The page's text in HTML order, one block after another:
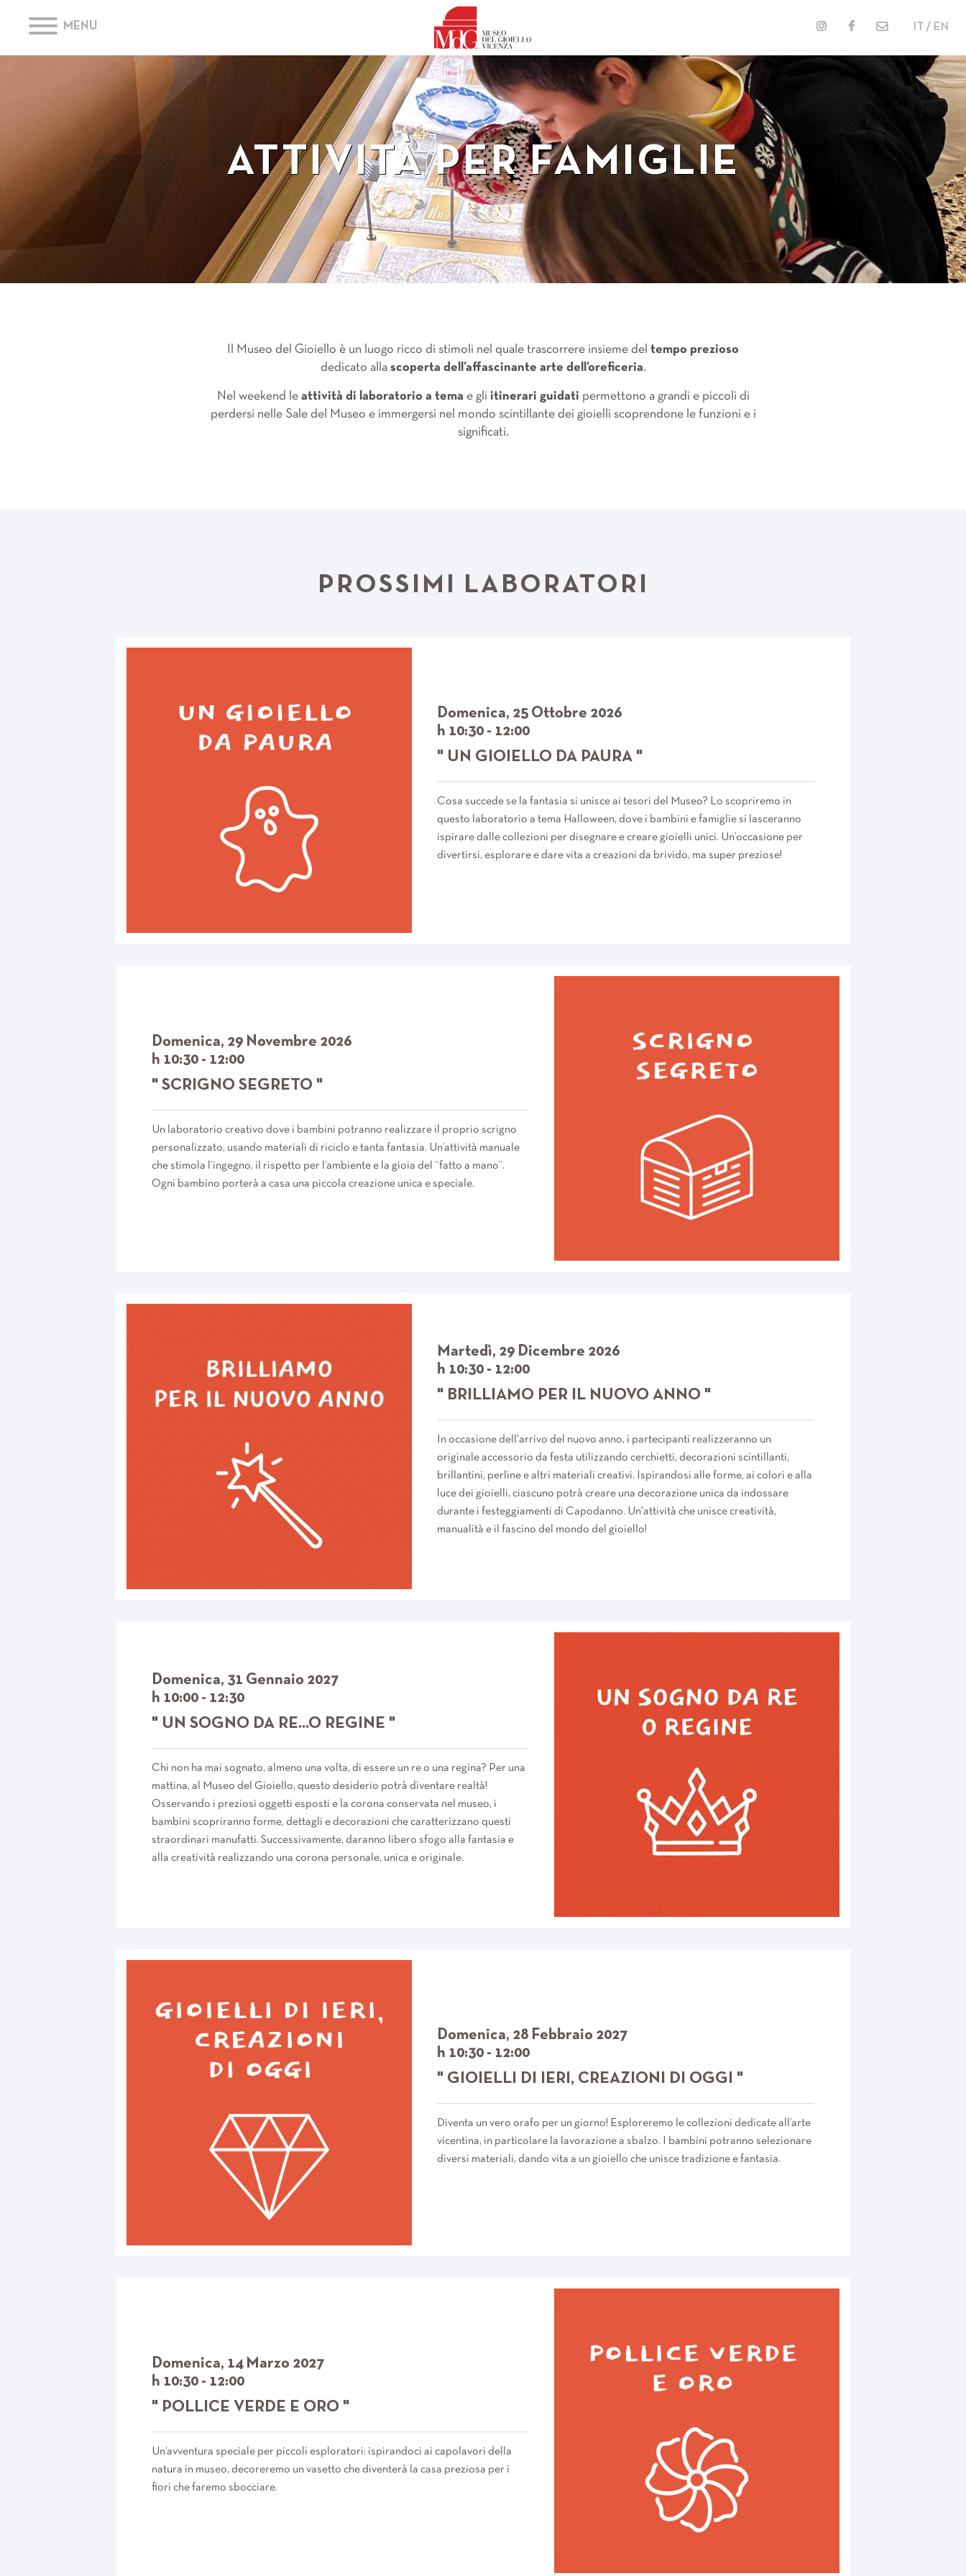
MENU IT / EN
ATTIVITÀ PER FAMIGLIE
Il Museo del Gioiello è un luogo ricco di stimoli nel quale trascorrere insieme del tempo prezioso
dedicato alla scoperta dell’affascinante arte dell’oreficeria.
Nel weekend le attività di laboratorio a tema e gli itinerari guidati permettono a grandi e piccoli di
perdersi nelle Sale del Museo e immergersi nel mondo scintillante dei gioielli scoprendone le funzioni e i
significati.
PROSSIMI LABORATORI
Domenica, 25 Ottobre 2026
h 10:30 - 12:00
" UN GIOIELLO DA PAURA "
Cosa succede se la fantasia si unisce ai tesori del Museo? Lo scopriremo in
questo laboratorio a tema Halloween, dove i bambini e famiglie si lasceranno
ispirare dalle collezioni per disegnare e creare gioielli unici. Un’occasione per
divertirsi, esplorare e dare vita a creazioni da brivido, ma super preziose!
Domenica, 29 Novembre 2026
h 10:30 - 12:00
" SCRIGNO SEGRETO "
Un laboratorio creativo dove i bambini potranno realizzare il proprio scrigno
personalizzato, usando materiali di riciclo e tanta fantasia. Un’attività manuale
che stimola l’ingegno, il rispetto per l’ambiente e la gioia del “fatto a mano”.
Ogni bambino porterà a casa una piccola creazione unica e speciale.
Martedì, 29 Dicembre 2026
h 10:30 - 12:00
" BRILLIAMO PER IL NUOVO ANNO "
In occasione dell'arrivo del nuovo anno, i partecipanti realizzeranno un
originale accessorio da festa utilizzando cerchietti, decorazioni scintillanti,
brillantini, perline e altri materiali creativi. Ispirandosi alle forme, ai colori e alla
luce dei gioielli, ciascuno potrà creare una decorazione unica da indossare
durante i festeggiamenti di Capodanno. Un'attività che unisce creatività,
manualità e il fascino del mondo del gioiello!
Domenica, 31 Gennaio 2027
h 10:00 - 12:30
" UN SOGNO DA RE...O REGINE "
Chi non ha mai sognato, almeno una volta, di essere un re o una regina? Per una
mattina, al Museo del Gioiello, questo desiderio potrà diventare realtà!
Osservando i preziosi oggetti esposti e la corona conservata nel museo, i
bambini scopriranno forme, dettagli e decorazioni che caratterizzano questi
straordinari manufatti. Successivamente, daranno libero sfogo alla fantasia e
alla creatività realizzando una corona personale, unica e originale.
Domenica, 28 Febbraio 2027
h 10:30 - 12:00
" GIOIELLI DI IERI, CREAZIONI DI OGGI "
Diventa un vero orafo per un giorno! Esploreremo le collezioni dedicate all’arte
vicentina, in particolare la lavorazione a sbalzo. I bambini potranno selezionare
diversi materiali, dando vita a un gioiello che unisce tradizione e fantasia.
Domenica, 14 Marzo 2027
h 10:30 - 12:00
" POLLICE VERDE E ORO "
Un’avventura speciale per piccoli esploratori: ispirandoci ai capolavori della
natura in museo, decoreremo un vasetto che diventerà la casa preziosa per i
fiori che faremo sbocciare.